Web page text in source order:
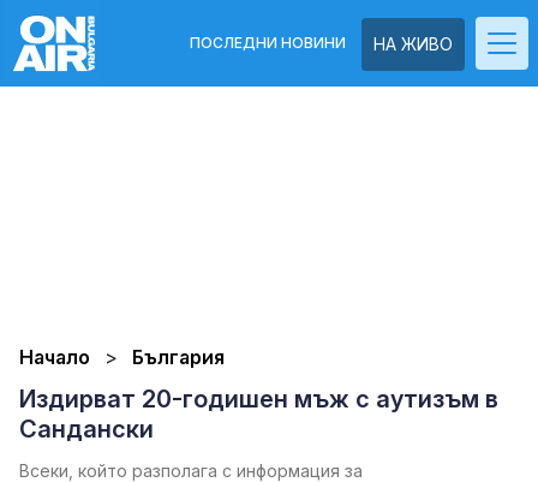
НА ЖИВО
ПОСЛЕДНИ НОВИНИ
Начало България
Издирват 20-годишен мъж с аутизъм в
Сандански
Всеки, който разполага с информация за